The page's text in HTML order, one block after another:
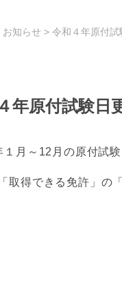
お知らせ > 令和４年原付試
年原付試験日
１月～12月の原付試験
取得できる免許」の